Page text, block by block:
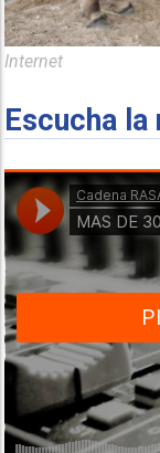
Internet
Escucha la